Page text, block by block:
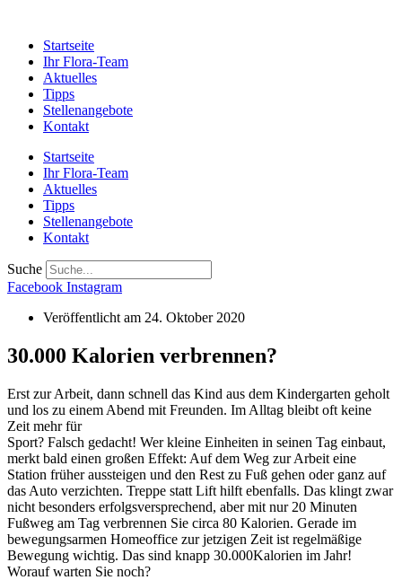
Startseite
Ihr Flora-Team
Aktuelles
Tipps
Stellenangebote
Kontakt
Startseite
Ihr Flora-Team
Aktuelles
Tipps
Stellenangebote
Kontakt
Suche
Facebook Instagram
Veröffentlicht am 24. Oktober 2020
30.000 Kalorien verbrennen?
Erst zur Arbeit, dann schnell das Kind aus dem Kindergarten geholt
und los zu einem Abend mit Freunden. Im Alltag bleibt oft keine
Zeit mehr für
Sport? Falsch gedacht! Wer kleine Einheiten in seinen Tag einbaut,
merkt bald einen großen Effekt: Auf dem Weg zur Arbeit eine
Station früher aussteigen und den Rest zu Fuß gehen oder ganz auf
das Auto verzichten. Treppe statt Lift hilft ebenfalls. Das klingt zwar
nicht besonders erfolgsversprechend, aber mit nur 20 Minuten
Fußweg am Tag verbrennen Sie circa 80 Kalorien. Gerade im
bewegungsarmen Homeoffice zur jetzigen Zeit ist regelmäßige
Bewegung wichtig. Das sind knapp 30.000Kalorien im Jahr!
Worauf warten Sie noch?